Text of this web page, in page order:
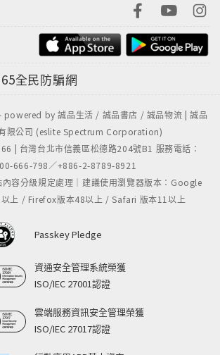
全民防騙網
powered by 誠品生活 / 誠品書店 / 誠品物流 | 誠品
限公司 (eslite Spectrum Corporation)
| 台灣台北市信義區松德路204號B1 服務電話：
666-798／+886-2-8789-8921
容分級規定處理｜建議使用瀏覽器版本：Google
上 / Firefox版本48以上 / Safari 版本11以上
Passkey Pledge
資通安全管理系統榮獲
ISO/IEC 27001認證
雲端服務資訊安全管理榮獲
ISO/IEC 27017認證